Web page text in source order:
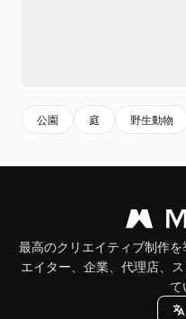
公園 庭 野生動物
最高のクリエイティブ制作
エイター、企業、代理店、
て